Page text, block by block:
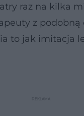
raz na kilka
z
to jak imitacja